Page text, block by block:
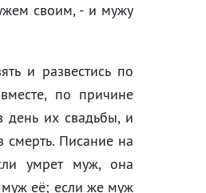
своим, - и мужу
и развестись по
по причине
день их свадьбы, и
смерть. Писание на
умрет муж, она
её; если же муж